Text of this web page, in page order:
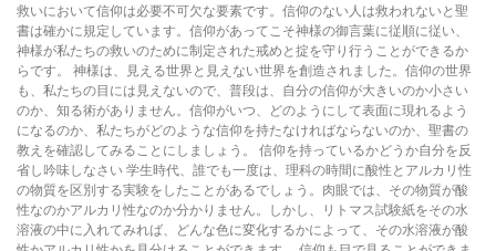
救いにおいて信仰は必要不可欠な要素です。信仰のない人は救われないと聖
書は確かに規定しています。信仰があってこそ神様の御言葉に従順に従い、
神様が私たちの救いのために制定された戒めと掟を守り行うことができるか
らです。 神様は、見える世界と見えない世界を創造されました。信仰の世界
も、私たちの目には見えないので、普段は、自分の信仰が大きいのか小さい
のか、知る術がありません。信仰がいつ、どのようにして表面に現れるよう
になるのか、私たちがどのような信仰を持たなければならないのか、聖書の
教えを確認してみることにしましょう。 信仰を持っているかどうか自分を反
省し吟味しなさい 学生時代、誰でも一度は、理科の時間に酸性とアルカリ性
の物質を区別する実験をしたことがあるでしょう。肉眼では、その物質が酸
性なのかアルカリ性なのか分かりません。しかし、リトマス試験紙をその水
溶液の中に入れてみれば、どんな色に変化するかによって、その水溶液が酸